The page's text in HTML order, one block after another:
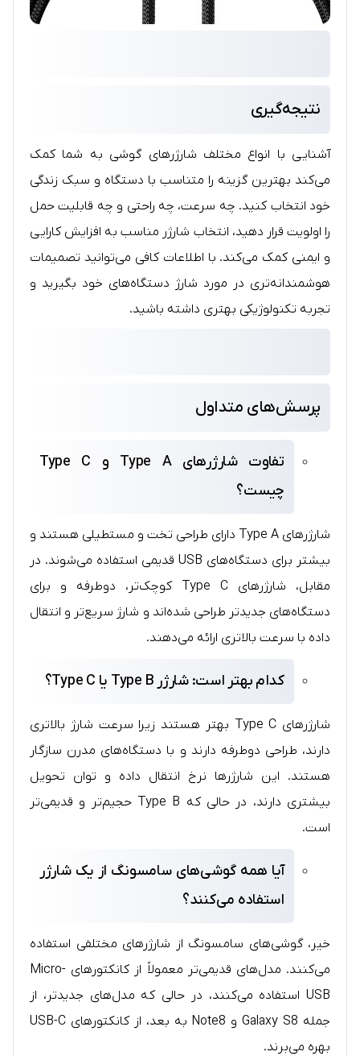
نتیجه‌گیری
آشنایی با انواع مختلف شارژرهای گوشی به شما کمک
می‌کند بهترین گزینه را متناسب با دستگاه و سبک زندگی
خود انتخاب کنید. چه سرعت، چه راحتی و چه قابلیت حمل
را اولویت قرار دهید، انتخاب شارژر مناسب به افزایش کارایی
و ایمنی کمک می‌کند. با اطلاعات کافی می‌توانید تصمیمات
هوشمندانه‌تری در مورد شارژ دستگاه‌های خود بگیرید و
تجربه تکنولوژیکی بهتری داشته باشید.
پرسش‌های متداول
تفاوت شارژرهای Type A و Type C
چیست؟
شارژرهای Type A دارای طراحی تخت و مستطیلی هستند و
بیشتر برای دستگاه‌های USB قدیمی استفاده می‌شوند. در
مقابل، شارژرهای Type C کوچک‌تر، دوطرفه و برای
دستگاه‌های جدیدتر طراحی شده‌اند و شارژ سریع‌تر و انتقال
داده با سرعت بالاتری ارائه می‌دهند.
کدام بهتر است: شارژر Type B یا Type C؟
شارژرهای Type C بهتر هستند زیرا سرعت شارژ بالاتری
دارند، طراحی دوطرفه دارند و با دستگاه‌های مدرن سازگار
هستند. این شارژرها نرخ انتقال داده و توان تحویل
بیشتری دارند، در حالی که Type B حجیم‌تر و قدیمی‌تر
است.
آیا همه گوشی‌های سامسونگ از یک شارژر
استفاده می‌کنند؟
خیر، گوشی‌های سامسونگ از شارژرهای مختلفی استفاده
می‌کنند. مدل‌های قدیمی‌تر معمولاً از کانکتورهای Micro-
USB استفاده می‌کنند، در حالی که مدل‌های جدیدتر، از
جمله Galaxy S8 و Note8 به بعد، از کانکتورهای USB-C
بهره می‌برند.